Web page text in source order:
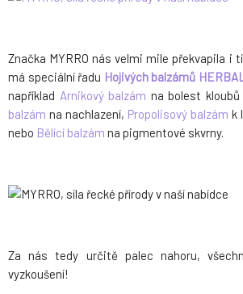
Značka MYRRO nás velmi mile překvapila i
má speciální řadu Hojivých balzámů
například Arnikový balzám na bolest kloubů
balzám na nachlazení, Propolisový balzám k
nebo Bělící balzám na pigmentové skvrny.
Za nás tedy určitě palec nahoru,
vyzkoušení!